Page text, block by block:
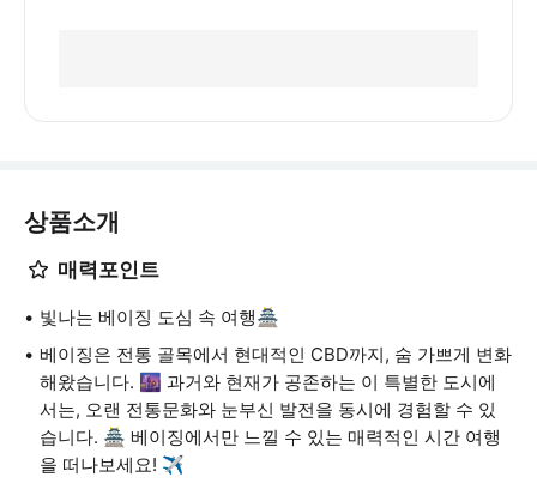
상품소개
매력포인트
빛나는 베이징 도심 속 여행🏯
베이징은 전통 골목에서 현대적인 CBD까지, 숨 가쁘게 변화
해왔습니다. 🌆 과거와 현재가 공존하는 이 특별한 도시에
서는, 오랜 전통문화와 눈부신 발전을 동시에 경험할 수 있
습니다. 🏯 베이징에서만 느낄 수 있는 매력적인 시간 여행
을 떠나보세요! ✈️